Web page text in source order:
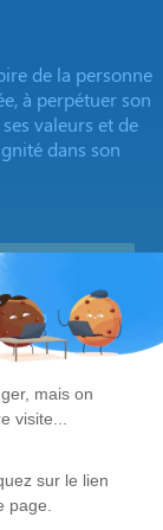
de la personne
à perpétuer son
valeurs et de
dans son